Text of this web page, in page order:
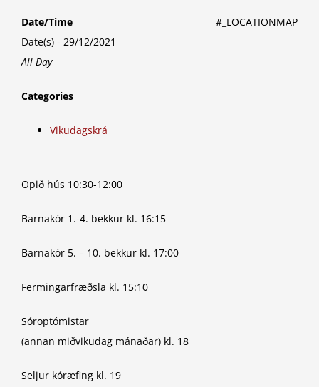
#_LOCATIONMAP
Date/Time
Date(s) - 29/12/2021
All Day
Categories
Vikudagskrá
Opið hús 10:30-12:00
Barnakór 1.-4. bekkur kl. 16:15
Barnakór 5. – 10. bekkur kl. 17:00
Fermingarfræðsla kl. 15:10
Sóroptómistar
(annan miðvikudag mánaðar) kl. 18
Seljur kóræfing kl. 19